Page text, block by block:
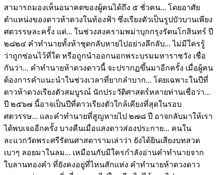
สามารถมองเห็นอนาคตของผู้คนได้ถึง ๕ ชั่วคน... โดยอาศัย
ตำแหน่งของดาวห้าดวงในท้องฟ้า ซึ่งเรียงตัวเป็นรูปบัวบานเพียง
ศตวรรษละครั้ง แต่... ในช่วงสงครามพม่าบุกกรุงรัตนโกสินทร์ ปี
๒๘๒๔ คำทำนายทั้งห้าชุดกลับหายไปอย่างลึกลับ... ไม่มีใครรู้
ว่าถูกซ่อนไว้ที่ใด หรือถูกนำออกนอกพระบรมมหาราชวัง เชื่อ
กันว่า... คำทำนายห้าดวงดาวนี้ จะปรากฏขึ้นมาอีกครั้ง เมื่อผู้คน
ต้องการคำแนะนำในช่วงเวลาที่ยากลำบาก... โดยเฉพาะในปีที่
ดาวห้าดวงเรียงตัวสมบูรณ์ นักประวัติศาสตร์หลายท่านเชื่อว่า...
ปี ๒๕๖๗ นี้อาจเป็นปีที่ดาวเรียงตัวใกล้เคียงที่สุดในรอบ
ศตวรรษ... และคำทำนายที่สูญหายไป ๒๗๘ ปี อาจกลับมาให้เรา
ได้พบเจออีกครั้ง บางคืนเมื่อแสงดาวส่องประกาย... คนใน
ละแวกวัดพระศรีรัตนศาสดารามเล่าว่า ยังได้ยินเสียงบทสวด
เบาๆ ลอยมาในลม... เหมือนกับมีใครกำลังอ่านคำทำนายจาก
ใบลานทองคำ ที่ยังคงอยู่ที่ไหนสักแห่ง คำทำนายห้าดวงดาว